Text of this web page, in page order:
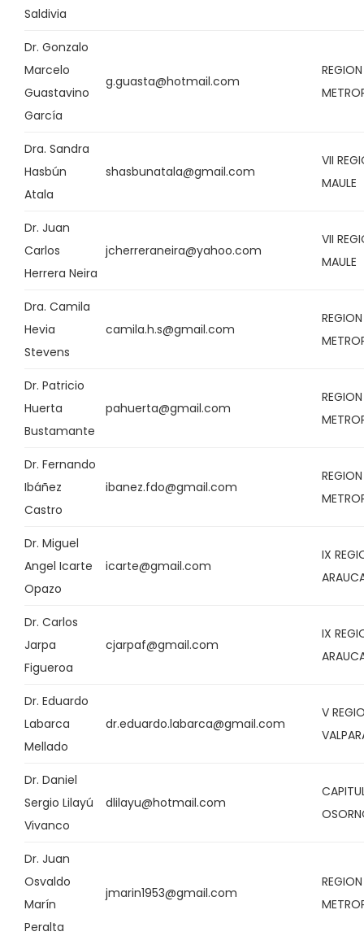
Saldivia
Dr. Gonzalo
Marcelo
Guastavino
García
g.guasta@hotmail.com
REGION
Dra. Sandra
Hasbún
Atala
shasbunatala@gmail.com
VII
MAULE
Dr. Juan
Carlos
Herrera Neira
jcherreraneira@yahoo.com
VII
MAULE
Dra. Camila
Hevia
Stevens
camila.h.s@gmail.com
REGION
Dr. Patricio
Huerta
Bustamante
pahuerta@gmail.com
REGION
Dr. Fernando
Ibáñez
Castro
ibanez.fdo@gmail.com
REGION
Dr. Miguel
Angel Icarte
Opazo
icarte@gmail.com
IX
Dr. Carlos
Jarpa
Figueroa
cjarpaf@gmail.com
IX
Dr. Eduardo
Labarca
Mellado
dr.eduardo.labarca@gmail.com
V
Dr. Daniel
Sergio Lilayú
Vivanco
dlilayu@hotmail.com
Dr. Juan
Osvaldo
Marín
Peralta
jmarin1953@gmail.com
REGION